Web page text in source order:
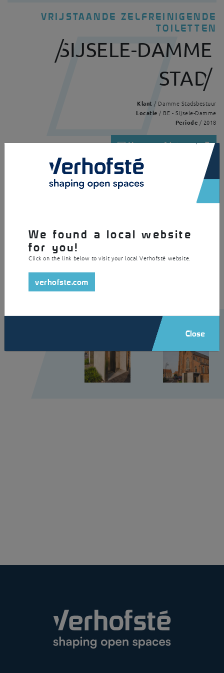
VRIJSTAANDE ZELFREINIGENDE
TOILETTEN
SIJSELE-DAMME
STAD
Klant / Damme Stadsbestuur
Locatie / BE - Sijsele-Damme
Periode / 2018
Vragen of interesse?
Realisaties Sijsele-Damme Stad
ieder gebruik reinigen en desinfecteren hogedruknozzles automatisch
de vloer, het toilet en de urinoirs. Daardoor heeft het toilet een
minimum aan onderhoud nodig.
×
We found a local website
for you!
Click on the link below to visit your local Verhofsté website.
verhofste.com
Close